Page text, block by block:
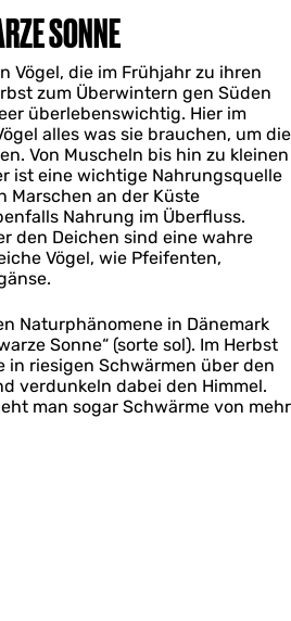
SONNE
Vögel, die im Frühjahr zu ihren
zum Überwintern gen Süden
überlebenswichtig. Hier im
alles was sie brauchen, um die
Von Muscheln bis hin zu kleinen
ist eine wichtige Nahrungsquelle
Marschen an der Küste
Nahrung im Überfluss.
den Deichen sind eine wahre
Vögel, wie Pfeifenten,
Naturphänomene in Dänemark
Sonne“ (sorte sol). Im Herbst
in riesigen Schwärmen über den
verdunkeln dabei den Himmel.
man sogar Schwärme von mehr